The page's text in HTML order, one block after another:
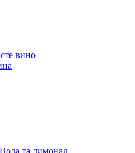
вино